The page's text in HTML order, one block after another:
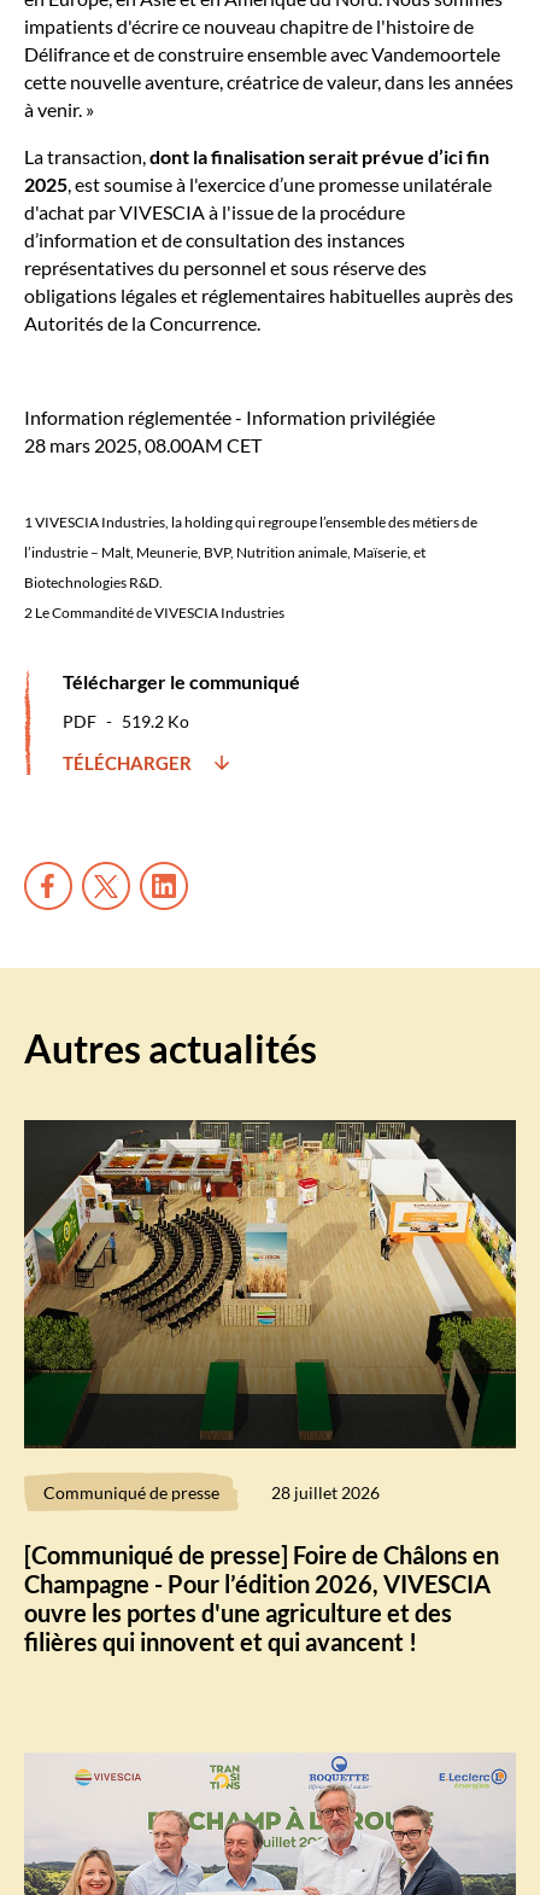
impatients d'écrire ce nouveau chapitre de l'histoire de
Délifrance et de construire ensemble avec Vandemoortele
cette nouvelle aventure, créatrice de valeur, dans les années
à venir. »
La transaction,dont la finalisation serait prévue d’ici fin
2025, est soumise à l'exercice d’une promesse unilatérale
d'achat par VIVESCIA à l'issue de la procédure
d’information et de consultation des instances
représentatives du personnel et sous réserve des
obligations légales et réglementaires habituelles auprès des
Autorités de la Concurrence.
Information réglementée - Information privilégiée
28 mars 2025, 08.00AM CET
1 VIVESCIA Industries, la holding qui regroupe l’ensemble des métiers de
l’industrie – Malt, Meunerie, BVP, Nutrition animale, Maïserie, et
Biotechnologies R&D.
2 Le Commandité de VIVESCIA Industries
Télécharger le communiqué
PDF 519.2 Ko
TÉLÉCHARGER
Autres actualités
Communiqué de presse 28 juillet 2026
[Communiqué de presse] Foire de Châlons en
Champagne - Pour l’édition 2026, VIVESCIA
ouvre les portes d'une agriculture et des
filières qui innovent et qui avancent !